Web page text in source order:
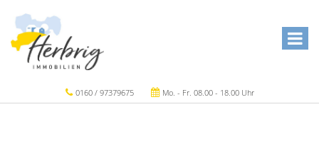
0160 / 97379675 Mo. - Fr. 08.00 - 18.00 Uhr